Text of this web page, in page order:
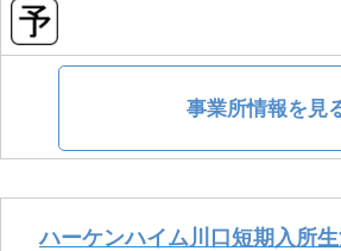
事業所情報を見
ハーケンハイム川口短期入所